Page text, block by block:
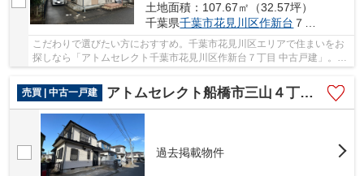
土地面積：107.67㎡（32.57坪）
千葉県千葉市花見川区作新台 ７丁目17-35
こだわりで選びたい方におすすめ。千葉市花見川区エリアで住まいをお
探しなら「アトムセレクト千葉市花見川区作新台７丁目 中古戸建」。即
売買 | 中古一戸建
アトムセレクト船橋市三山４丁目 中古戸建
過去掲載物件